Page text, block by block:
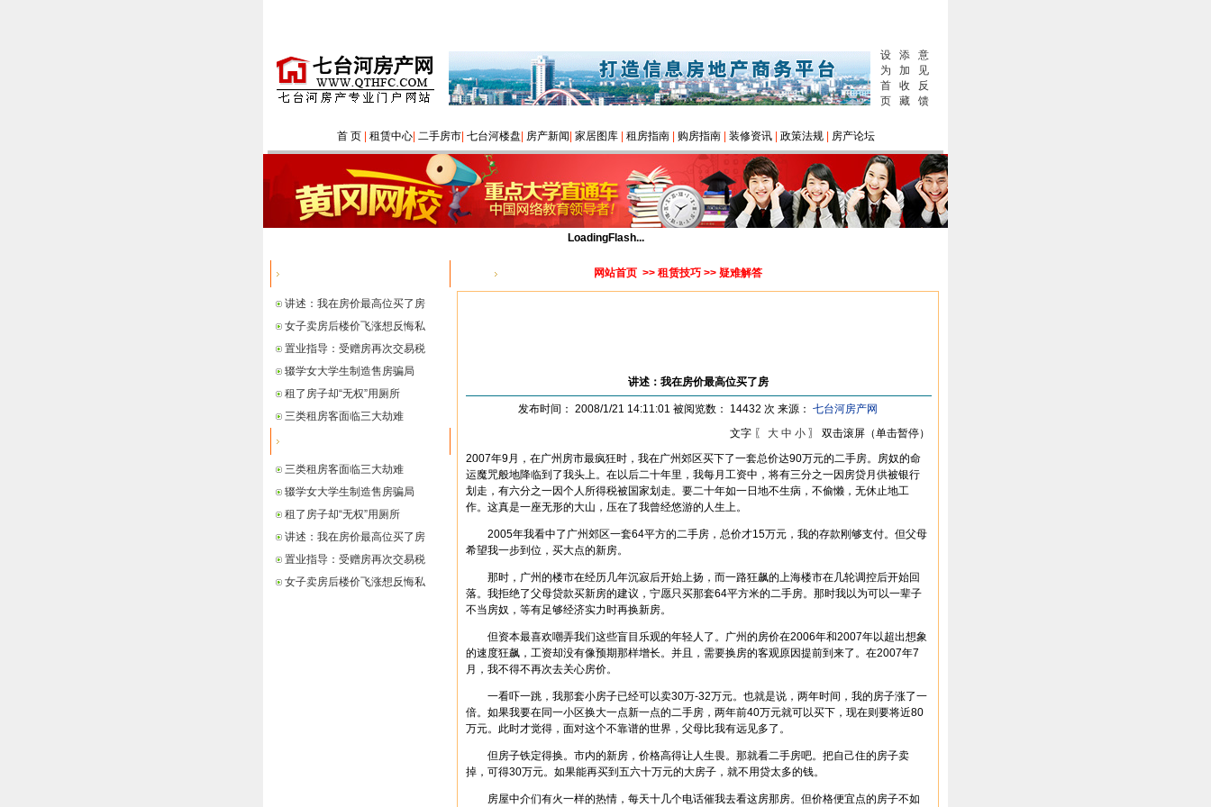
设
为
首
页
添
加
收
藏
意
见
反
馈
首 页| 租赁中心| 二手房市| 七台河楼盘 房产新闻 家居图库| 租房指南| 购房指南| 装修资讯| 政策法规| 房产论坛
LoadingFlash...
讲述：我在房价最高位买了房
女子卖房后楼价飞涨想反悔私
置业指导：受赠房再次交易税
辍学女大学生制造售房骗局
租了房子却“无权”用厕所
三类租房客面临三大劫难
三类租房客面临三大劫难
辍学女大学生制造售房骗局
租了房子却“无权”用厕所
讲述：我在房价最高位买了房
置业指导：受赠房再次交易税
女子卖房后楼价飞涨想反悔私
网站首页 >> 租赁技巧 >> 疑难解答
讲述：我在房价最高位买了房
发布时间： 2008/1/21 14:11:01 被阅览数： 14432 次 来源： 七台河房产网
文字 〖 大 中 小 〗 双击滚屏（单击暂停）
2007年9月，在广州房市最疯狂时，我在广州郊区买下了一套总价达90万元的二手房。房奴的命
运魔咒般地降临到了我头上。在以后二十年里，我每月工资中，将有三分之一因房贷月供被银行
划走，有六分之一因个人所得税被国家划走。要二十年如一日地不生病，不偷懒，无休止地工
作。这真是一座无形的大山，压在了我曾经悠游的人生上。
2005年我看中了广州郊区一套64平方的二手房，总价才15万元，我的存款刚够支付。但父母
希望我一步到位，买大点的新房。
那时，广州的楼市在经历几年沉寂后开始上扬，而一路狂飙的上海楼市在几轮调控后开始回
落。我拒绝了父母贷款买新房的建议，宁愿只买那套64平方米的二手房。那时我以为可以一辈子
不当房奴，等有足够经济实力时再换新房。
但资本最喜欢嘲弄我们这些盲目乐观的年轻人了。广州的房价在2006年和2007年以超出想象
的速度狂飙，工资却没有像预期那样增长。并且，需要换房的客观原因提前到来了。在2007年7
月，我不得不再次去关心房价。
一看吓一跳，我那套小房子已经可以卖30万-32万元。也就是说，两年时间，我的房子涨了一
倍。如果我要在同一小区换大一点新一点的二手房，两年前40万元就可以买下，现在则要将近80
万元。此时才觉得，面对这个不靠谱的世界，父母比我有远见多了。
但房子铁定得换。市内的新房，价格高得让人生畏。那就看二手房吧。把自己住的房子卖
掉，可得30万元。如果能再买到五六十万元的大房子，就不用贷太多的钱。
房屋中介们有火一样的热情，每天十几个电话催我去看这房那房。但价格便宜点的房子不如